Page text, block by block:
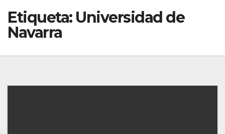
Etiqueta: Universidad de
Navarra